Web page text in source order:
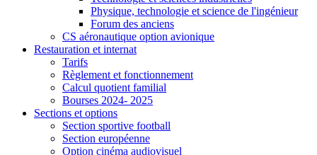
Physique, technologie et science de l'ingénieur
Forum des anciens
CS aéronautique option avionique
Restauration et internat
Tarifs
Règlement et fonctionnement
Calcul quotient familial
Bourses 2024- 2025
Sections et options
Section sportive football
Section européenne
Option cinéma audiovisuel